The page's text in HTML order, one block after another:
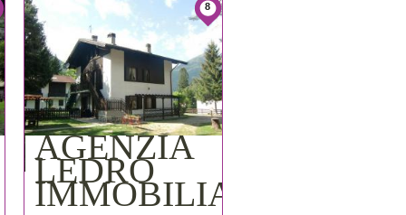
8
AGENZIA
LEDRO
IMMOBILIARE
PRENOTA